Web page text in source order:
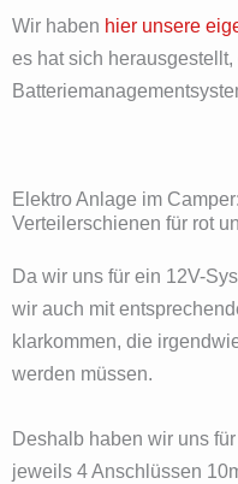
Wir haben hier unsere
es hat sich
Elektro Anlage im
Verteilerschienen für rot
Da wir uns für ein 12V-
wir auch mit
klarkommen, die
werden müssen.
Deshalb haben wir uns
jeweils 4 Anschlüssen